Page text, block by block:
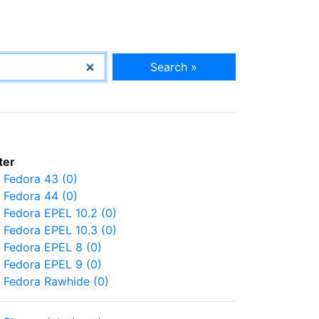
Search »
Fedora 43 (0)
Fedora 44 (0)
Fedora EPEL 10.2 (0)
Fedora EPEL 10.3 (0)
Fedora EPEL 8 (0)
Fedora EPEL 9 (0)
Fedora Rawhide (0)